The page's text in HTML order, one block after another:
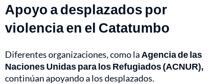
Apoyo a desplazados por
violencia en el Catatumbo
Diferentes organizaciones, como la Agencia de las
Naciones Unidas para los Refugiados (ACNUR),
continúan apoyando a los desplazados.